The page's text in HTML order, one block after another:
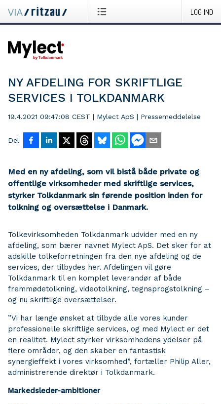
LOG IND
NY AFDELING FOR SKRIFTLIGE
SERVICES I TOLKDANMARK
19.4.2021 09:47:08 CEST | Mylect ApS | Pressemeddelelse
Del
Med en ny afdeling, som vil bistå både private og
offentlige virksomheder med skriftlige services,
styrker Tolkdanmark sin førende position inden for
tolkning og oversættelse i Danmark.
Tolkevirksomheden Tolkdanmark udvider med en ny
afdeling, som bærer navnet Mylect ApS. Det sker for at
adskille tolkeforretningen fra den nye afdeling og de
services, der tilbydes her. Afdelingen vil gøre
Tolkdanmark til en komplet leverandør af både
fremmødetolkning, videotolkning, tegnsprogstolkning –
og nu skriftlige oversættelser.
”Vi har længe ønsket at tilbyde alle vores kunder
professionelle skriftlige services, og med Mylect er det
en realitet. Mylect styrker virksomhedens ydelser på
flere områder, og den skaber en fantastisk
synergieffekt i vores virksomhed”, fortæller Philip Aller,
administrerende direktør i Tolkdanmark.
Markedsleder-ambitioner